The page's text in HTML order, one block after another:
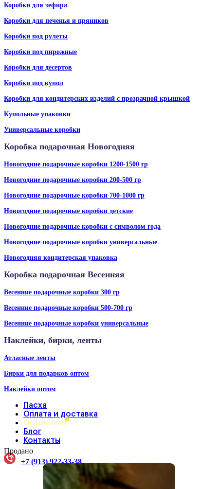
Коробки для зефира
Коробки для печенья и пряников
Коробки под рулеты
Коробки под пирожные
Коробки для десертов
Коробки под купол
Коробки для кондитерских изделий с прозрачной крышкой
Купольные упаковки
Универсальные коробки
Коробка подарочная Новогодняя
Новогодние подарочные коробки 1200-1500 гр
Новогодние подарочные коробки 200-500 гр
Новогодние подарочные коробки 700-1000 гр
Новогодние подарочные коробки детские
Новогодние подарочные коробки с символом года
Новогодние подарочные коробки универсальные
Новогодняя кондитерская упаковка
Коробка подарочная Весенняя
Весенние подарочные коробки 300 гр
Весенние подарочные коробки 500-700 гр
Весенние подарочные коробки универсальные
Наклейки, бирки, ленты
Атласные ленты
Бирки для подарков оптом
Наклейки оптом
Пасха
Оплата и доставка
Оптовикам
Блог
Контакты
+7 (913) 922-33-38
Продано